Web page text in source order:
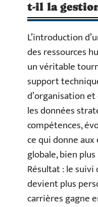
t-il la
L’introduction
des ressources
un véritable
support
d’organisation
les données
compétences,
ce qui donne
globale, bien
Résultat : le
devient plus
carrières gagne